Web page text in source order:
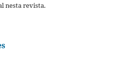
nesta revista.